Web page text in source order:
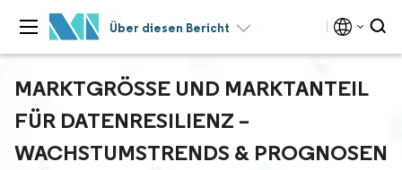
Über diesen Bericht
MARKTGRÖSSE UND MARKTANTEIL F
ÜR DATENRESILIENZ – W
ACHSTUMSTRENDS & PROGNOSEN (